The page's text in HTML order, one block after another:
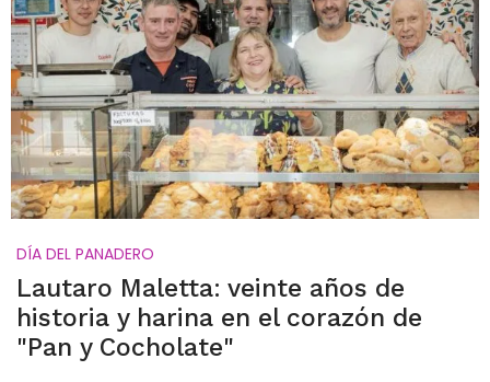
DÍA DEL PANADERO
Lautaro Maletta: veinte años de
historia y harina en el corazón de
"Pan y Cocholate"